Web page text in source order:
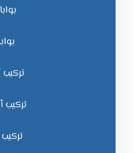
تركيب
تركيب